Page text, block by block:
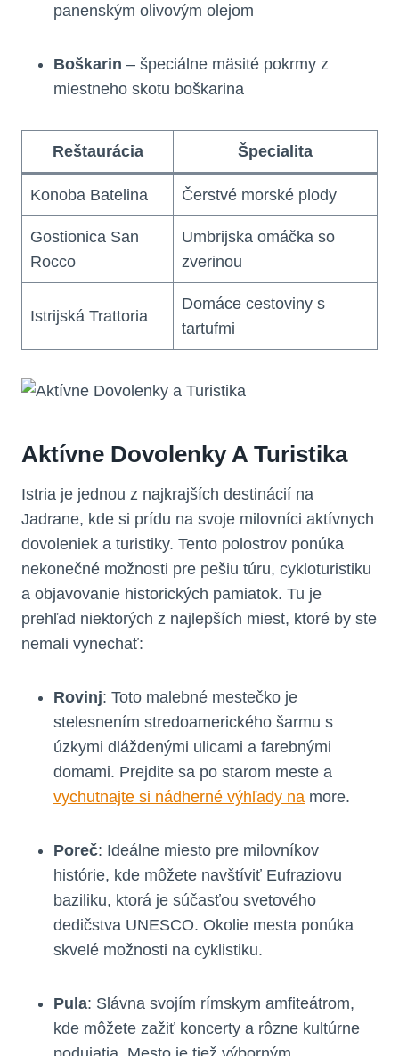
panenským olivovým olejom
Boškarin – špeciálne mäsité pokrmy z
miestneho skotu boškarina
Reštaurácia Špecialita
Konoba Batelina Čerstvé morské plody
Gostionica San
Rocco
Umbrijska omáčka so
zverinou
Istrijská Trattoria
Domáce cestoviny s
tartufmi
Aktívne Dovolenky A Turistika
Istria je jednou z najkrajších destinácií na
Jadrane, kde si prídu na svoje milovníci aktívnych
dovoleniek a turistiky. Tento polostrov ponúka
nekonečné možnosti pre pešiu túru, cykloturistiku
a objavovanie historických pamiatok. Tu je
prehľad niektorých z najlepších miest, ktoré by ste
nemali vynechať:
Rovinj: Toto malebné mestečko je
stelesnením stredoamerického šarmu s
úzkymi dláždenými ulicami a farebnými
domami. Prejdite sa po starom meste a
vychutnajte si nádherné výhľady na more.
Poreč: Ideálne miesto pre milovníkov
histórie, kde môžete navštíviť Eufraziovu
baziliku, ktorá je súčasťou svetového
dedičstva UNESCO. Okolie mesta ponúka
skvelé možnosti na cyklistiku.
Pula: Slávna svojím rímskym amfiteátrom,
kde môžete zažiť koncerty a rôzne kultúrne